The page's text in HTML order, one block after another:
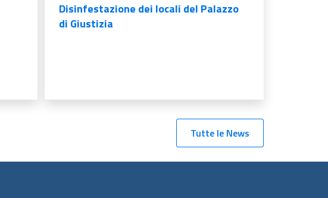
Disinfestazione dei locali del Palazzo
di Giustizia
Tutte le News